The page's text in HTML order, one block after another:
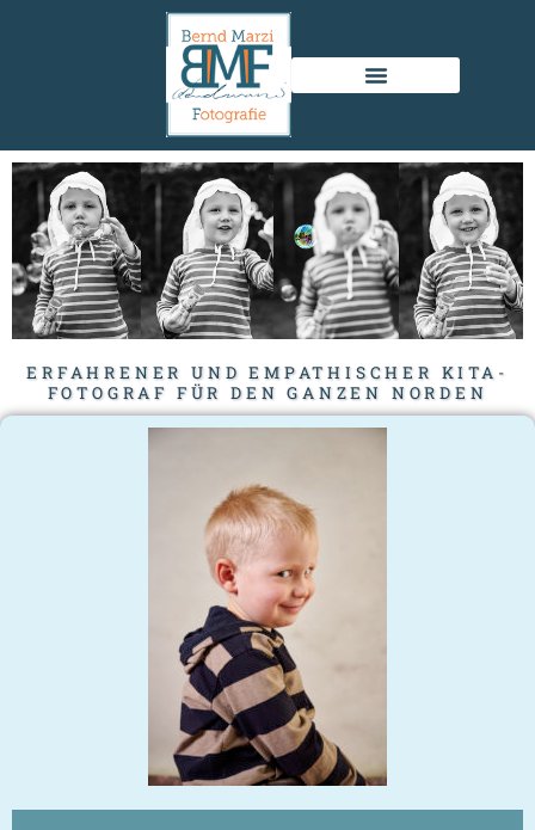
ERFAHRENER UND EMPATHISCHER KITA-
FOTOGRAF FÜR DEN GANZEN NORDEN